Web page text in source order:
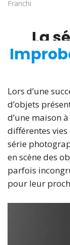
Franchi
La
Lors d’une
d’objets
d’une maison
différentes
série
en scène des
parfois
pour leur